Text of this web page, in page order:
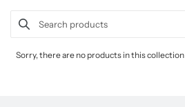
Sorry, there are no products in this collection